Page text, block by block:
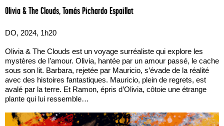
Olivia & The Clouds, Tomás Pichardo Espaillat
DO, 2024, 1h20
Olivia & The Clouds est un voyage surréaliste qui explore les
mystères de l’amour. Olivia, hantée par un amour passé, le cache
sous son lit. Barbara, rejetée par Mauricio, s’évade de la réalité
avec des histoires fantastiques. Mauricio, plein de regrets, est
avalé par la terre. Et Ramon, épris d’Olivia, côtoie une étrange
plante qui lui ressemble…